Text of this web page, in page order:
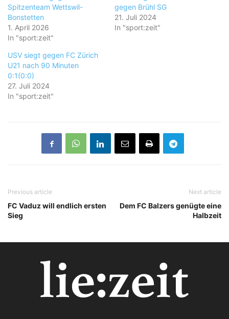
Spitzenteam Wettswil-
Bonstetten
1. April 2026
In "sport:zeit"
gegen Brühl SG
21. Juli 2024
In "sport:zeit"
USV siegt gegen FC Zürich
U21 nach 90 Minuten
0:1(0:0)
27. Juli 2024
In "sport:zeit"
Previous article
FC Vaduz will endlich ersten
Sieg
Next article
Dem FC Balzers genügte eine
Halbzeit